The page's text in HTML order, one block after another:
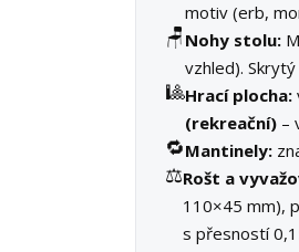
motiv (erb,
🪑 Nohy stolu:
vzhled).
🎱Hrací plocha:
(rekreační) –
🔁Mantinely:
⚖️Rošt a
110×45 mm),
s přesností